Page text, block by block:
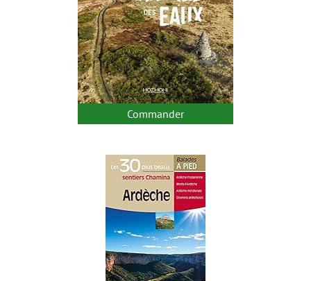
Commander